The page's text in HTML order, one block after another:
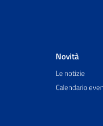
Novità
Le notizie
Calendario